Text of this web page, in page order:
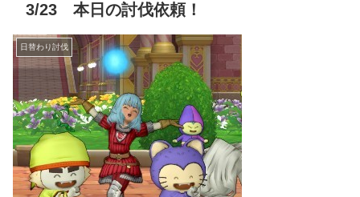
3/23 本日の討伐依頼！
日替わり討伐